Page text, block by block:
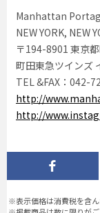
Manhattan
NEW YORK, NEW
〒194-8901 東京
町田東急ツインズ
TEL &FAX：042-
http://
http://
※表示価格は消費税を含ん